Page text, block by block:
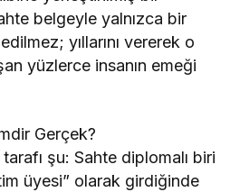
belgeyle yalnızca bir
yıllarını vererek o
yüzlerce insanın emeği
Gerçek?
şu: Sahte diplomalı biri
üyesi” olarak girdiğinde